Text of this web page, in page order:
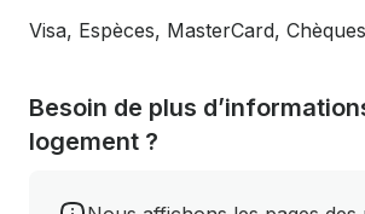
Visa, Espèces, MasterCard,
Besoin de plus
logement ?